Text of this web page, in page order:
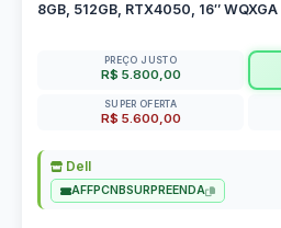
8GB, 512GB, RTX4050, 16″
PREÇO JUSTO
R$ 5.800,00
SUPER OFERTA
R$ 5.600,00
Dell
AFFPCNBSURPREENDA